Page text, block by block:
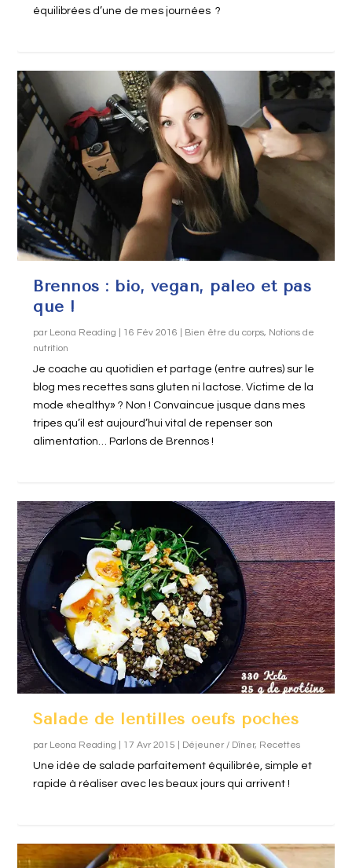
équilibrées d’une de mes journées ?
Brennos : bio, vegan, paleo et pas
que !
par Leona Reading 16 Fév 2016 Bien être du corps, Notions de
nutrition
Je coache au quotidien et partage (entre autres) sur le
blog mes recettes sans gluten ni lactose. Victime de la
mode «healthy» ? Non ! Convaincue jusque dans mes
tripes qu’il est aujourd’hui vital de repenser son
alimentation… Parlons de Brennos !
Salade de lentilles oeufs pochés
par Leona Reading 17 Avr 2015 Déjeuner / Dîner, Recettes
Une idée de salade parfaitement équilibrée, simple et
rapide à réaliser avec les beaux jours qui arrivent !